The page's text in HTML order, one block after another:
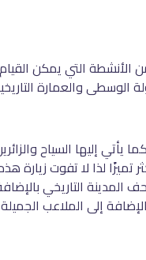
الأنشطة التي يمكن
الوسطى والعمارة
يأتي إليها السياح
تميزًا لذا لا تفوت زيارة
المدينة التاريخي
إلى الملاعب